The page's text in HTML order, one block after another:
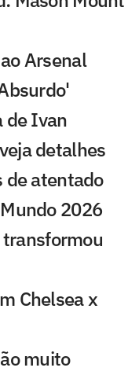
Arsenal
de Ivan
detalhes
de atentado
2026
transformou
Chelsea x
muito